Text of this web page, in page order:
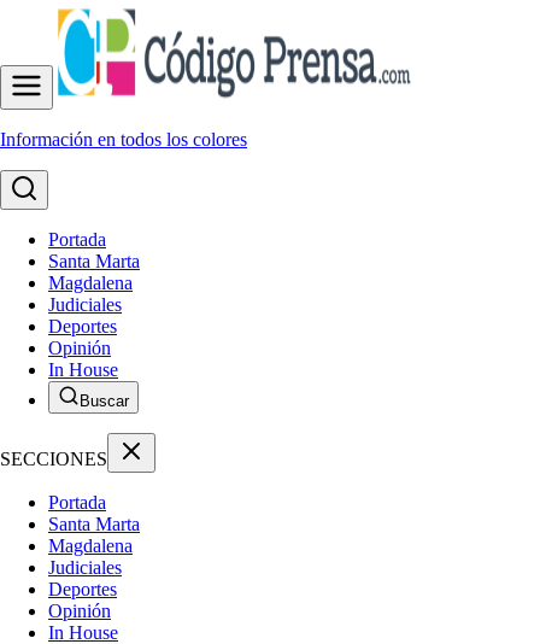
Información en todos los colores
Portada
Santa Marta
Magdalena
Judiciales
Deportes
Opinión
In House
Buscar
SECCIONES
Portada
Santa Marta
Magdalena
Judiciales
Deportes
Opinión
In House